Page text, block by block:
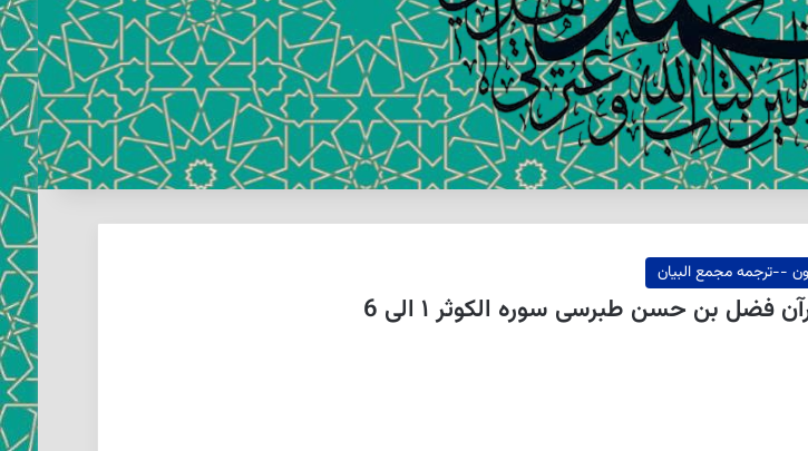
--ترجمه مجمع البيان
فضل بن حسن طبرسی سوره الکوثر ۱ الی 6